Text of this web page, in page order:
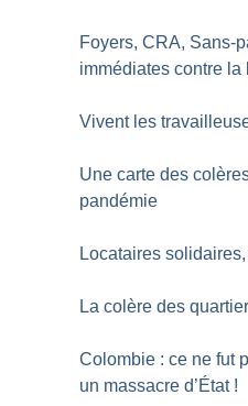
Foyers, CRA, Sans-
immédiates contre la
Vivent les
Une carte des
pandémie
Locataires
La colère des
Colombie : ce ne fut
un massacre d’État !